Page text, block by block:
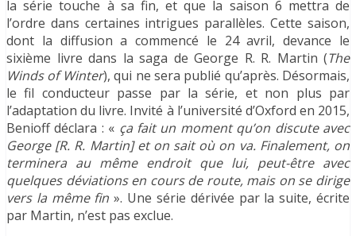
la série touche à sa fin, et que la saison 6 mettra de
l’ordre dans certaines intrigues parallèles. Cette saison,
dont la diffusion a commencé le 24 avril, devance le
sixième livre dans la saga de George R. R. Martin (The
Winds of Winter), qui ne sera publié qu’après. Désormais,
le fil conducteur passe par la série, et non plus par
l’adaptation du livre. Invité à l’université d’Oxford en 2015,
Benioff déclara : « ça fait un moment qu’on discute avec
George [R. R. Martin] et on sait où on va. Finalement, on
terminera au même endroit que lui, peut-être avec
quelques déviations en cours de route, mais on se dirige
vers la même fin». Une série dérivée par la suite, écrite
par Martin, n’est pas exclue.